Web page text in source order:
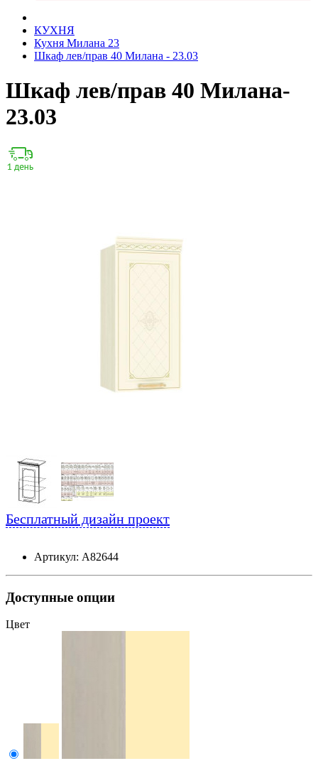
КУХНЯ
Кухня Милана 23
Шкаф лев/прав 40 Милана - 23.03
Шкаф лев/прав 40 Милана-
23.03
Бесплатный дизайн проект
Артикул: А82644
Доступные опции
Цвет